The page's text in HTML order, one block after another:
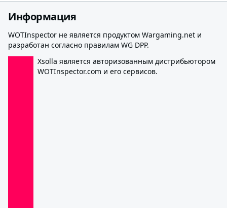
Информация
WOTInspector не является продуктом Wargaming.net и
разработан согласно правилам WG DPP.
Xsolla является авторизованным дистрибьютором
WOTInspector.com и его сервисов.